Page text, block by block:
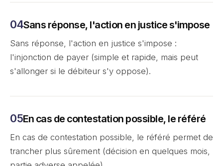
Sans réponse, l'action en justice s'impose
Sans réponse, l'action en justice s'impose :
l'injonction de payer (simple et rapide, mais peut
s'allonger si le débiteur s'y oppose).
En cas de contestation possible, le référé
En cas de contestation possible, le référé permet de
trancher plus sûrement (décision en quelques mois,